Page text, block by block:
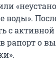
воды».
с
рапорт о